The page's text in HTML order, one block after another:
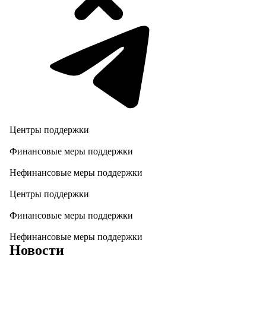
Центры поддержки
Финансовые меры поддержки
Нефинансовые меры поддержки
Центры поддержки
Финансовые меры поддержки
Нефинансовые меры поддержки
Новости